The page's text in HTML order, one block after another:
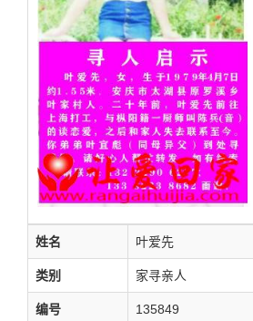
姓名 叶爱先
类别 家寻亲人
编号 135849